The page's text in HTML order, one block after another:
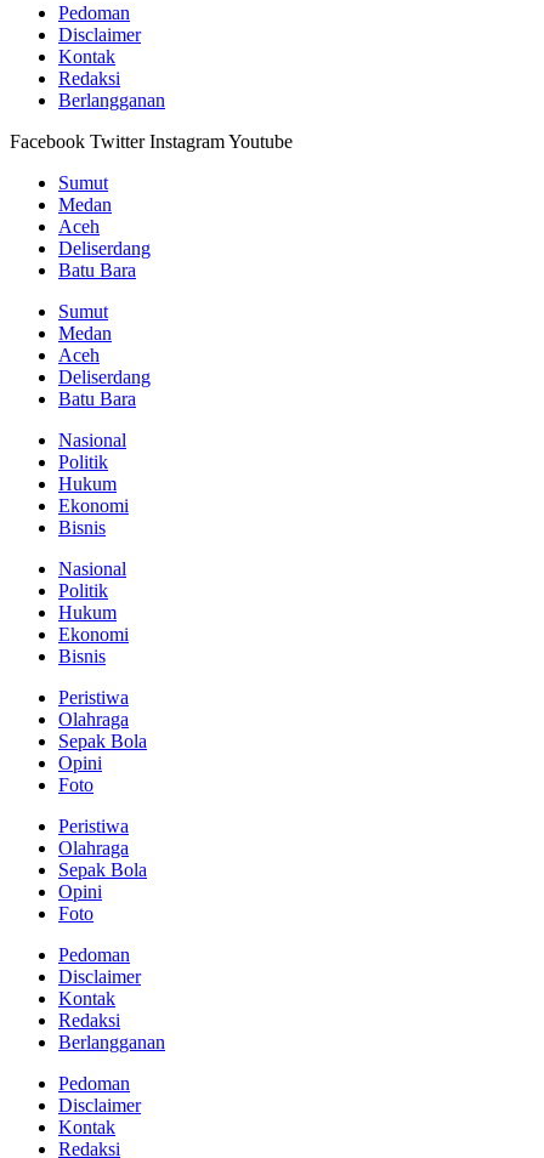
Pedoman
Disclaimer
Kontak
Redaksi
Berlangganan
Facebook Twitter InstagramYoutube
Sumut
Medan
Aceh
Deliserdang
Batu Bara
Sumut
Medan
Aceh
Deliserdang
Batu Bara
Nasional
Politik
Hukum
Ekonomi
Bisnis
Nasional
Politik
Hukum
Ekonomi
Bisnis
Peristiwa
Olahraga
Sepak Bola
Opini
Foto
Peristiwa
Olahraga
Sepak Bola
Opini
Foto
Pedoman
Disclaimer
Kontak
Redaksi
Berlangganan
Pedoman
Disclaimer
Kontak
Redaksi